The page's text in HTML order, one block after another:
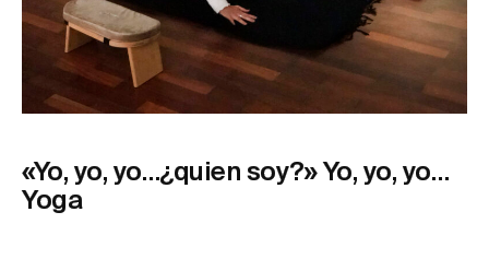
«Yo, yo, yo…¿quien soy?» Yo, yo, yo…
Yoga